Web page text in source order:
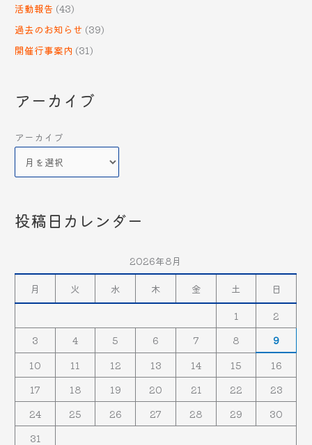
活動報告 (43)
過去のお知らせ (39)
開催行事案内 (31)
アーカイブ
アーカイブ
投稿日カレンダー
2026年8月
月
火 水 木 金 土
日
1
2
3
4 5 6 7 8
9
10
11 12 13 14 15
16
17
18 19 20 21 22
23
24
25 26 27 28 29
30
31